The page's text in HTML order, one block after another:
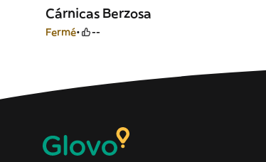
Cárnicas Berzosa
Fermé --